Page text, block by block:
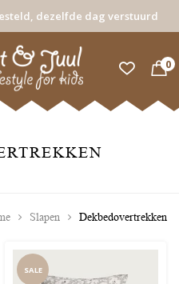
dezelfde dag verstuurd
0
Slapen Dekbedovertrekken
SALE